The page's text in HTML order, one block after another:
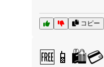
コピー
🆓📱🛍️💳